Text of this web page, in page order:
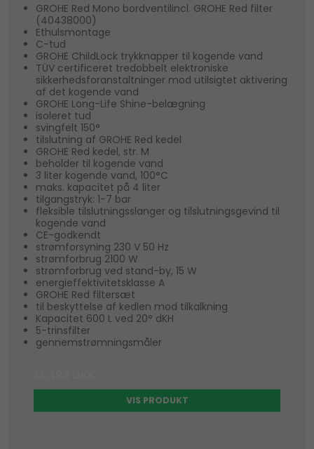
GROHE Red Mono bordventilincl. GROHE Red filter
(40438000)
Ethulsmontage
C-tud
GROHE ChildLock trykknapper til kogende vand
TÜV certificeret tredobbelt elektroniske
sikkerhedsforanstaltninger mod utilsigtet aktivering
af det kogende vand
GROHE Long-Life Shine-belægning
isoleret tud
svingfelt 150°
tilslutning af GROHE Red kedel
GROHE Red kedel, str. M
beholder til kogende vand
3 liter kogende vand, 100°C
maks. kapacitet på 4 liter
tilgangstryk: 1-7 bar
fleksible tilslutningsslanger og tilslutningsgevind til
kogende vand
CE-godkendt
strømforsyning 230 V 50 Hz
strømforbrug 2100 W
strømforbrug ved stand-by, 15 W
energieffektivitetsklasse A
GROHE Red filtersæt
til beskyttelse af kedlen mod tilkalkning
Kapacitet 600 L ved 20° dKH
5-trinsfilter
gennemstrømningsmåler
VIS PRODUKT